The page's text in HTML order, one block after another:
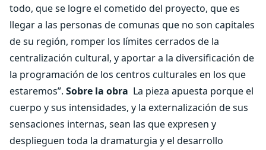
todo, que se logre el cometido del proyecto, que es
llegar a las personas de comunas que no son capitales
de su región, romper los límites cerrados de la
centralización cultural, y aportar a la diversificación de
la programación de los centros culturales en los que
estaremos”. Sobre la obra La pieza apuesta porque el
cuerpo y sus intensidades, y la externalización de sus
sensaciones internas, sean las que expresen y
desplieguen toda la dramaturgia y el desarrollo